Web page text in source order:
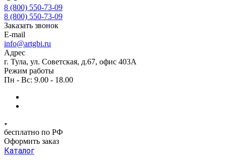
8 (800) 550-73-09
8 (800) 550-73-09
Заказать звонок
E-mail
info@artgbi.ru
Адрес
г. Тула, ул. Советская, д.67, офис 403А
Режим работы
Пн - Вс: 9.00 - 18.00
бесплатно по РФ
Оформить заказ
Каталог